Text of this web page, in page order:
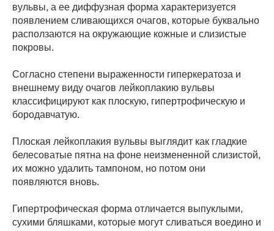
вульвы, а ее диффузная форма характеризуется
появлением сливающихся очагов, которые буквально
расползаются на окружающие кожные и слизистые
покровы.
Согласно степени выраженности гиперкератоза и
внешнему виду очагов лейкоплакию вульвы
классифицируют как плоскую, гипертрофическую и
бородавчатую.
Плоская лейкоплакия вульвы выглядит как гладкие
белесоватые пятна на фоне неизмененной слизистой,
их можно удалить тампоном, но потом они
появляются вновь.
Гипертрофическая форма отличается выпуклыми,
сухими бляшками, которые могут сливаться воедино и